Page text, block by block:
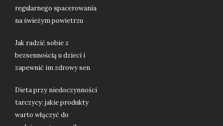
regularnego spacerowania
na świeżym powietrzu
Jak radzić sobie z
bezsennością u dzieci i
zapewnić im zdrowy sen
Dieta przy niedoczynności
tarczycy: jakie produkty
warto włączyć do